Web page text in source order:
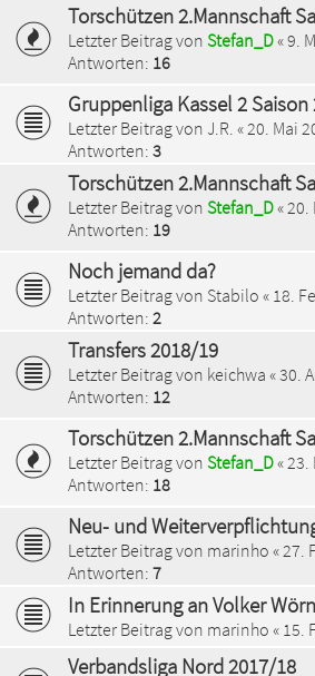
Torschützen 2.Mannschaft
Letzter Beitrag von Stefan_D«9.
Antworten: 16
Gruppenliga Kassel 2 Saison
Letzter Beitrag von J.R. « 20. Mai
Antworten: 3
Torschützen 2.Mannschaft
Letzter Beitrag von Stefan_D« 20.
Antworten: 19
Noch jemand da?
Letzter Beitrag von Stabilo « 18.
Antworten: 2
Transfers 2018/19
Letzter Beitrag von keichwa «30.
Antworten: 12
Torschützen 2.Mannschaft
Letzter Beitrag von Stefan_D«23.
Antworten: 18
Neu- und
Letzter Beitrag von marinho «27.
Antworten: 7
In Erinnerung an Volker
Letzter Beitrag von marinho « 15.
Verbandsliga Nord 2017/18